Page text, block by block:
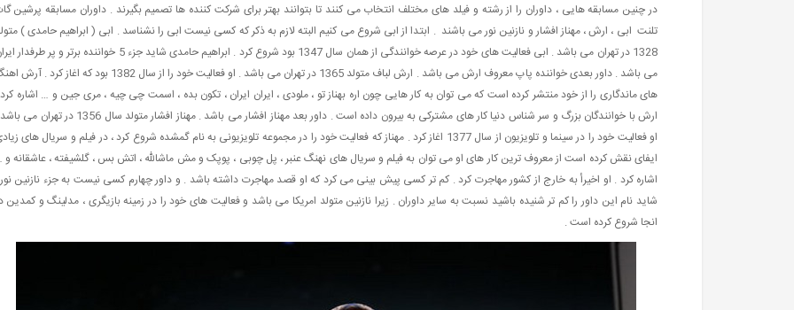
در چنین مسابقه هایی ، داوران را از رشته و فیلد های مختلف انتخاب می کنند تا بتوانند بهتر برای شرکت کننده ها تصمیم بگیرند . داوران مسابقه پرشین
تلنت ابی ، ارش ، مهناز افشار و نازنین نور می باشند . ابتدا از ابی شروع می کنیم البته لازم به ذکر که کسی نیست ابی را نشناسد . ابی ( ابراهیم حامدی )
1328 در تهران می باشد . ابی فعالیت های خود در عرصه خوانندگی از همان سال 1347 بود شروع کرد . ابراهیم حامدی شاید جزء 5 خواننده برتر و پر
می باشد . داور بعدی خواننده پاپ معروف ارش می باشد . ارش لباف متولد 1365 در تهران می باشد . او فعالیت خود را از سال 1382 بود که اغاز
های ماندگاری را از خود منتشر کرده است که می توان به کار هایی چون اره بهناز تو ، ملودی ، ایران ایران ، تکون بده ، اسمت چی چیه ، مری جین و … اشاره
ارش با خوانندگان بزرگ و سر شناس دنیا کار های مشترکی به بیرون داده است . داور بعد مهناز افشار می باشد . مهناز افشار متولد سال 1356 در
او فعالیت خود را در سینما و تلویزیون از سال 1377 اغاز کرد . مهناز که فعالیت خود را در مجموعه تلویزیونی به نام گمشده شروع کرد ، در فیلم و سریال های
ایفای نقش کرده است از معروف ترین کار های او می توان به فیلم و سریال های نهنگ عنبر ، پل چوبی ، پوپک و مش ماشالله ، اتش بس ، گلشیفته ، عاشقانه و
اشاره کرد . او اخیرأ به خارج از کشور مهاجرت کرد . کم تر کسی پیش بینی می کرد که او قصد مهاجرت داشته باشد . و داور چهارم کسی نیست به جزء نازنین
شاید نام این داور را کم تر شنیده باشید نسبت به سایر داوران . زیرا نازنین متولد امریکا می باشد و فعالیت های خود را در زمینه بازیگری ، مدلینگ و کمدین
انجا شروع کرده است .